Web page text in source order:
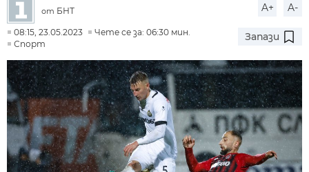
от БНТ A+ A-
08:15, 23.05.2023
Чете се за: 06:30 мин.
Спорт
Запази